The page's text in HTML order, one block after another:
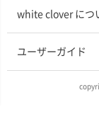
white clover につ
ユーザーガイド